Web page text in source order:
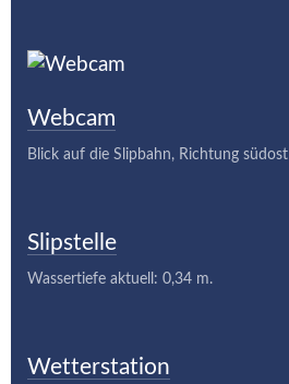
Webcam
Blick auf die Slipbahn, Richtung südost
Slipstelle
Wassertiefe aktuell: 0,34 m.
Wetterstation